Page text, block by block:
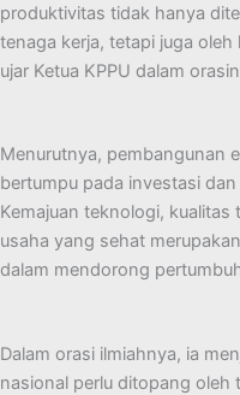
produktivitas tidak hanya
tenaga kerja, tetapi juga oleh
ujar Ketua KPPU dalam
Menurutnya, pembangunan
bertumpu pada investasi
Kemajuan teknologi, kualitas
usaha yang sehat
dalam mendorong
Dalam orasi ilmiahnya, ia
nasional perlu ditopang oleh